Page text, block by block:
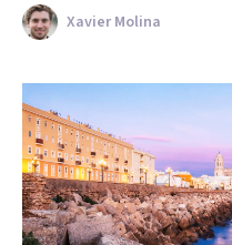
Xavier Molina